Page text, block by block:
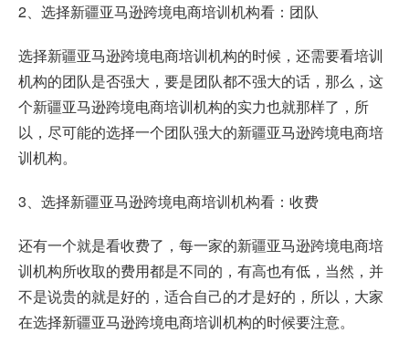
2、选择新疆亚马逊跨境电商培训机构看：团队
选择新疆亚马逊跨境电商培训机构的时候，还需要看培训
机构的团队是否强大，要是团队都不强大的话，那么，这
个新疆亚马逊跨境电商培训机构的实力也就那样了，所
以，尽可能的选择一个团队强大的新疆亚马逊跨境电商培
训机构。
3、选择新疆亚马逊跨境电商培训机构看：收费
还有一个就是看收费了，每一家的新疆亚马逊跨境电商培
训机构所收取的费用都是不同的，有高也有低，当然，并
不是说贵的就是好的，适合自己的才是好的，所以，大家
在选择新疆亚马逊跨境电商培训机构的时候要注意。